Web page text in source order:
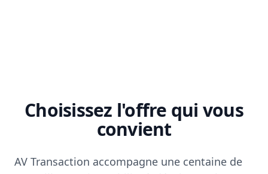
Choisissez l'offre qui vous
convient
AV Transaction accompagne une centaine de